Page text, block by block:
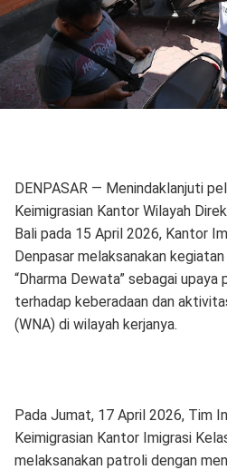
DENPASAR — Menindaklanjuti
Keimigrasian Kantor Wilayah
Bali pada 15 April 2026, Kantor
Denpasar melaksanakan
“Dharma Dewata” sebagai
terhadap keberadaan dan
(WNA) di wilayah kerjanya.
Pada Jumat, 17 April 2026, Tim
Keimigrasian Kantor Imigrasi
melaksanakan patroli dengan